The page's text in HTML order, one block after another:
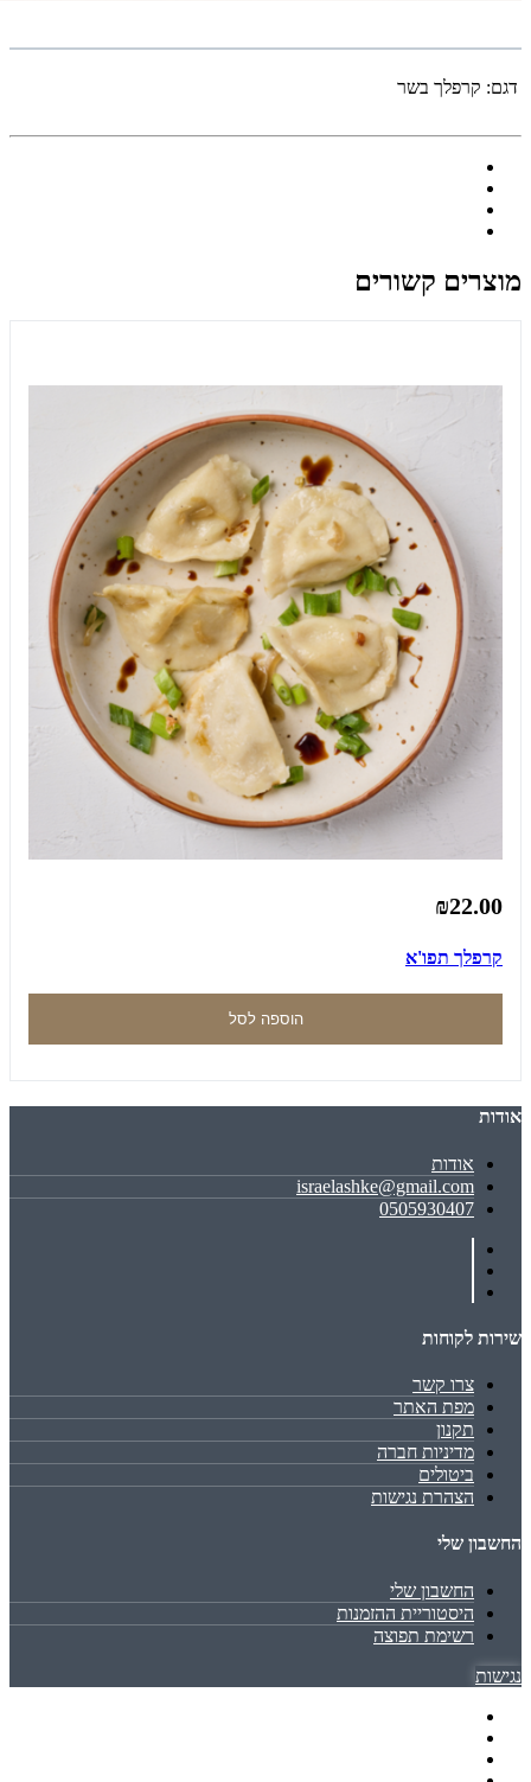
דגם: קרפלך בשר
מוצרים קשורים
₪22.00
קרפלך תפו'א
הוספה לסל
אודות
אודות
israelashke@gmail.com
0505930407
שירות לקוחות
צרו קשר
מפת האתר
תקנון
מדיניות חברה
ביטולים
הצהרת נגישות
החשבון שלי
החשבון שלי
היסטוריית ההזמנות
רשימת תפוצה
נגישות